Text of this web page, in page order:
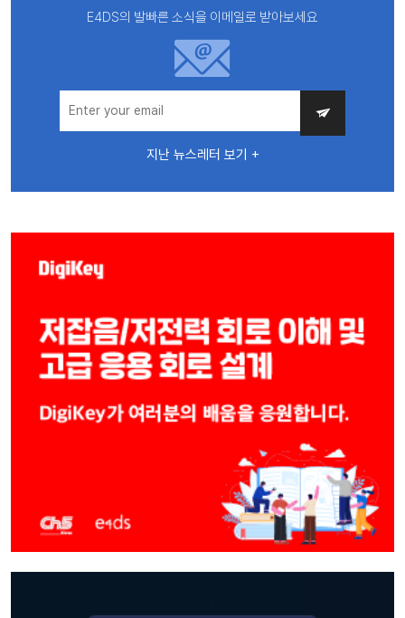
E4DS의 발빠른 소식을 이메일로 받아보세요
지난 뉴스레터 보기 +